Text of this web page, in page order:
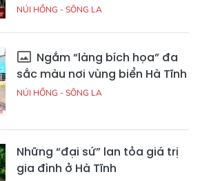
NÚI HỒNG - SÔNG LA
Ngắm “làng bích họa” đa
sắc màu nơi vùng biển Hà Tĩnh
NÚI HỒNG - SÔNG LA
Những “đại sứ” lan tỏa giá trị
gia đình ở Hà Tĩnh